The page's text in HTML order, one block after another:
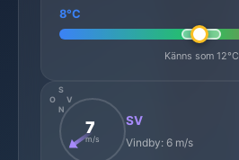
8°C
Känns som 12°C
N
S
O
V
7
m/s
SV
Vindby: 6 m/s